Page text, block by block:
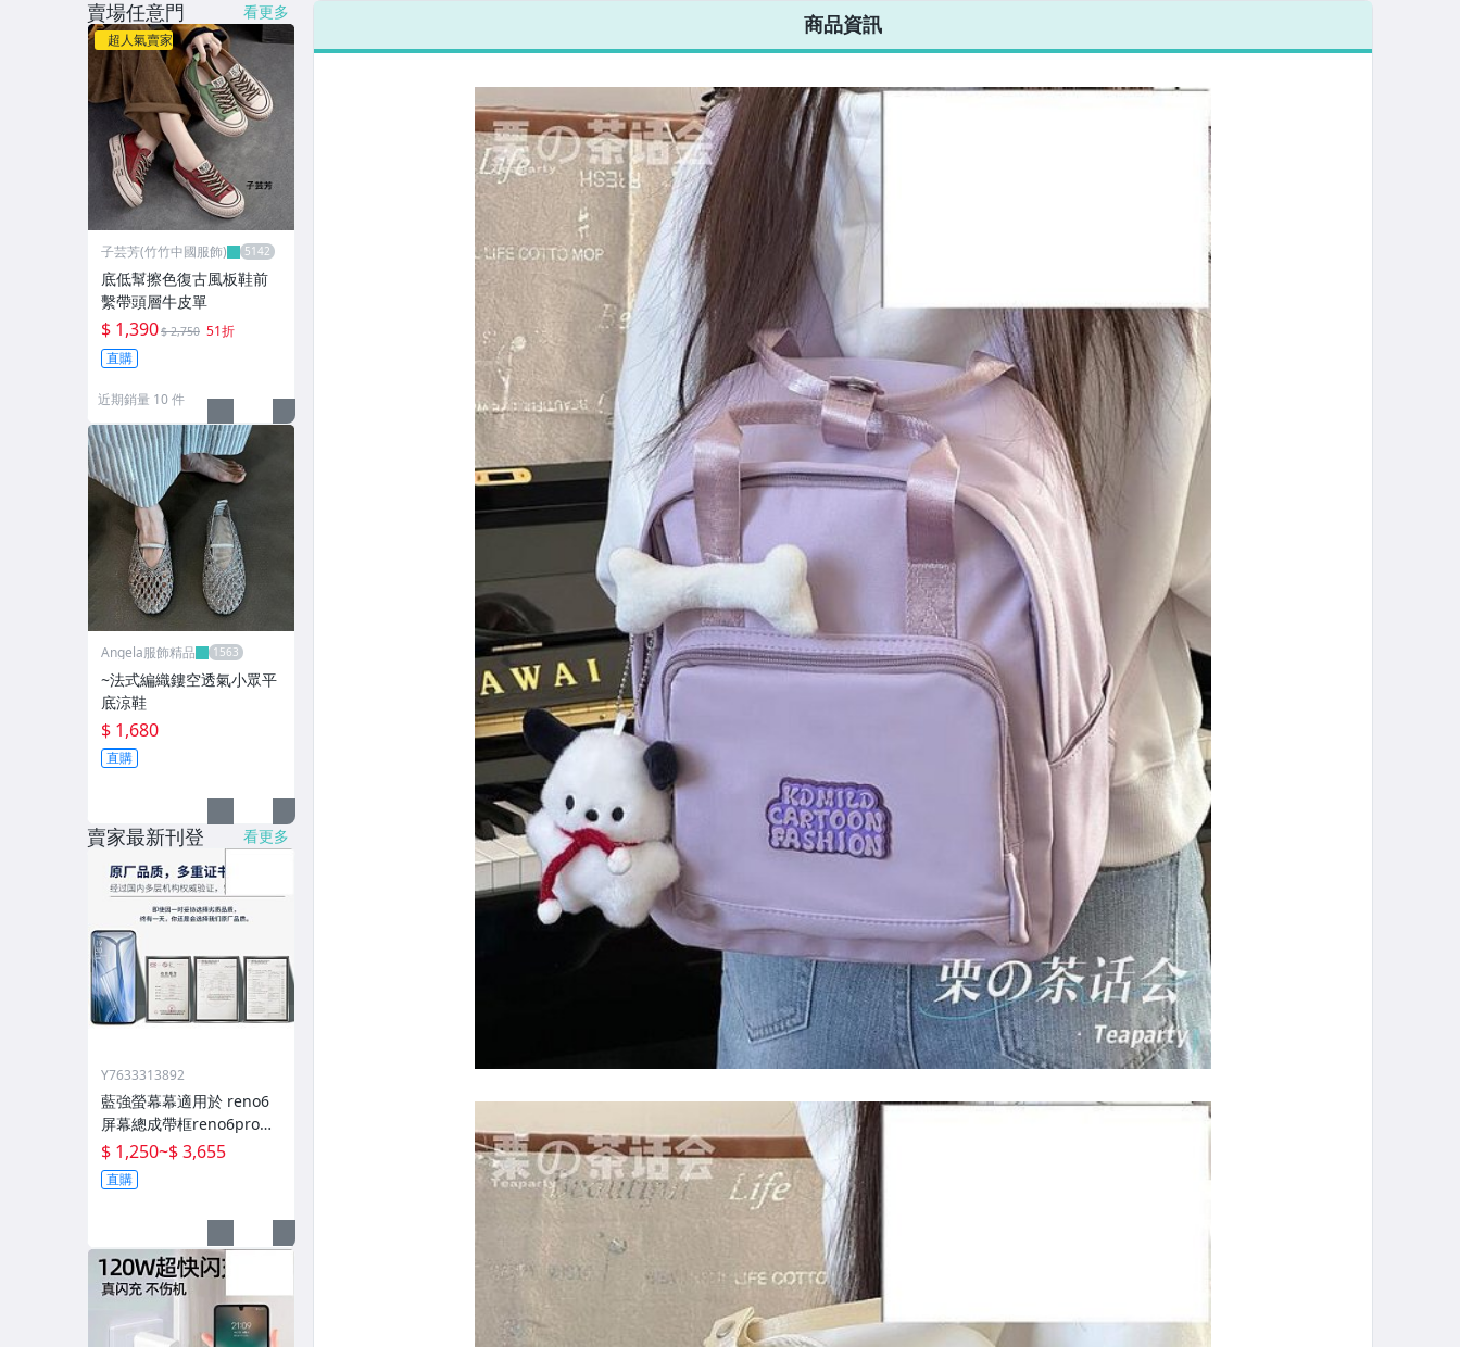
不限金額、筆數，筆筆優惠無限次！
商品資訊
賣場任意門 看更多
超人氣賣家
子芸芳(竹竹中國服飾)
底低幫擦色復古風板鞋前
繫帶頭層牛皮單
$ 1,390$ 2,750 51折
直購
近期銷量 10 件
Angela服飾精品
~法式編織鏤空透氣小眾平
底涼鞋
$ 1,680
直購
賣家最新刊登 看更多
Y7633313892
藍強螢幕幕適用於 reno6
屏幕總成帶框reno6pro手
機內外顯示屏拆機原廠更
換液晶玻璃維修一體屏內
屏外屏
$ 1,250~$ 3,655
直購